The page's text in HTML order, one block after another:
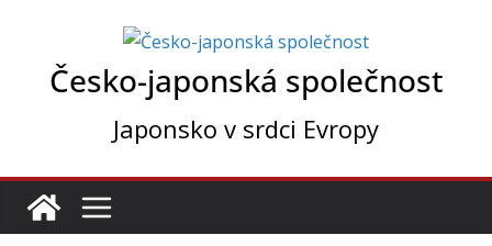
Česko-japonská společnost
Japonsko v srdci Evropy